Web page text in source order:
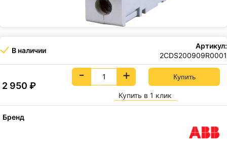
В наличии
Артикул:
2CDS200909R0001
2 950₽
- +
Купить в 1 клик
Бренд